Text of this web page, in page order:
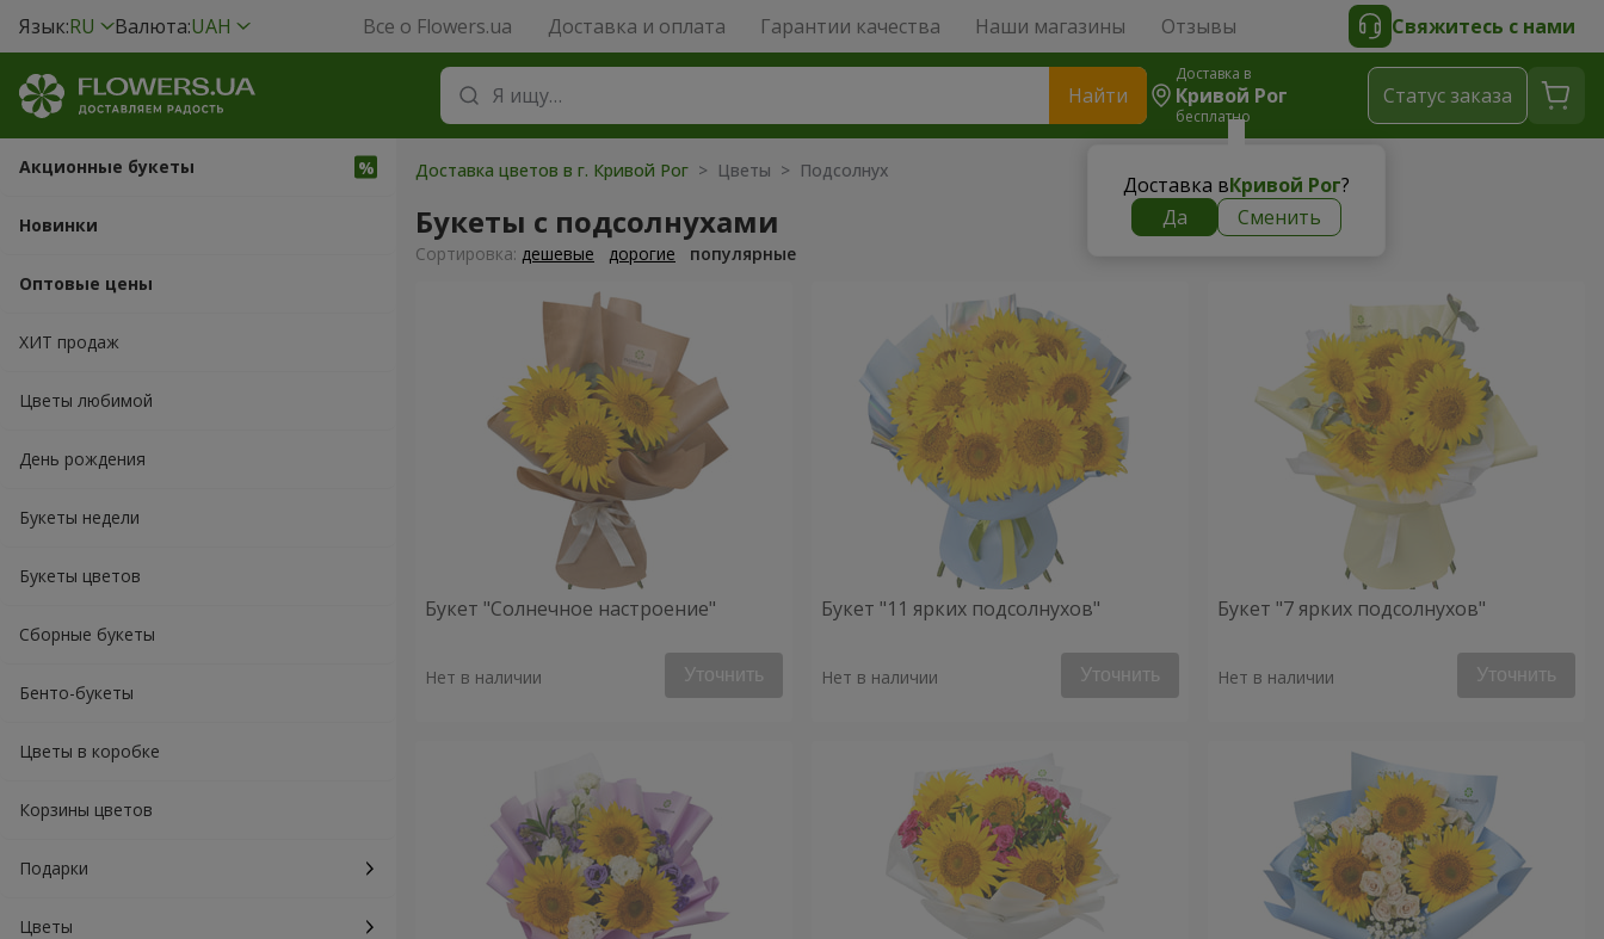
Язык:RU Валюта:UAH Все о Flowers.ua Доставка и оплата Гарантии качества Наши магазины Отзывы Свяжитесь с нами
Найти
Доставка в
Кривой Рог
бесплатно
Доставка вКривой Рог?
Да
Сменить
Cтатус заказа
Акционные букеты
Новинки
Оптовые цены
ХИТ продаж
Цветы любимой
День рождения
Букеты недели
Букеты цветов
Сборные букеты
Бенто-букеты
Цветы в коробке
Корзины цветов
Подарки
Цветы
Доставка цветов в г. Кривой Рог > Цветы > Подсолнух
Букеты с подсолнухами
Cортировка: дешевые дорогие популярные
Букет "Солнечное настроение"
Нет в наличии Уточнить
Букет "11 ярких подсолнухов"
Нет в наличии Уточнить
Букет "7 ярких подсолнухов"
Нет в наличии Уточнить